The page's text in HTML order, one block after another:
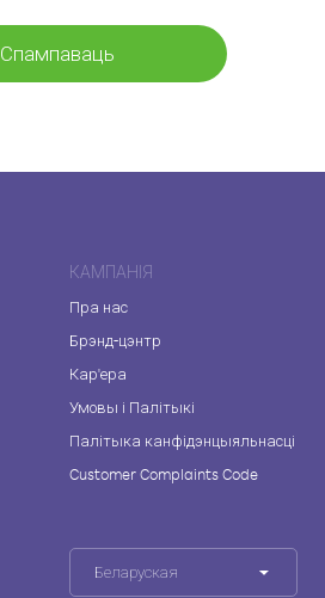
Спампаваць
КАМПАНІЯ
Пра нас
Брэнд-цэнтр
Кар'ера
Умовы і Палітыкі
Палітыка канфідэнцыяльнасці
Customer Complaints Code
Беларуская